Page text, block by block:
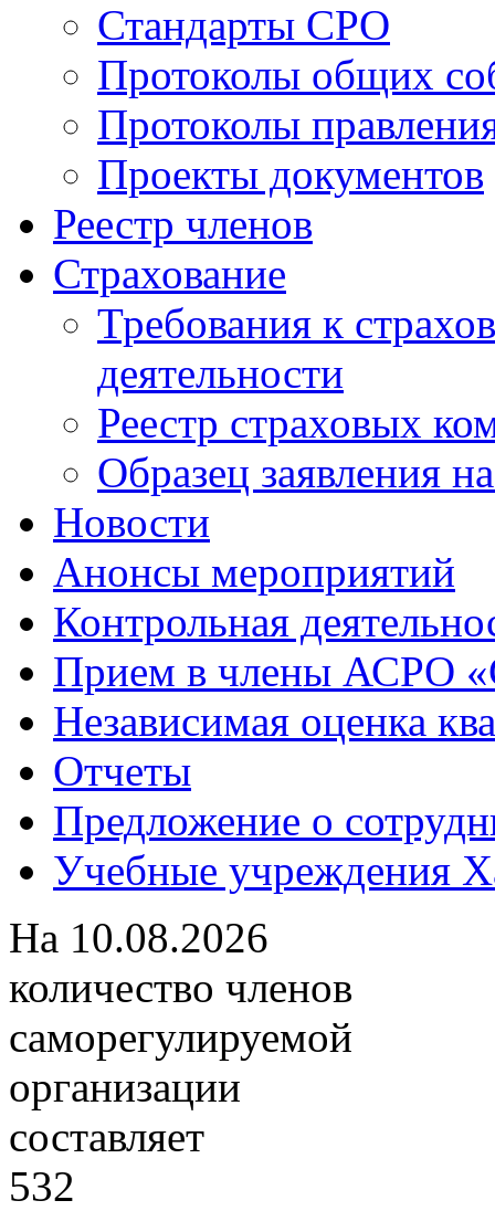
Стандарты СРО
Протоколы общих
Протоколы
Проекты документов
Реестр членов
Страхование
Требования к
деятельности
Реестр страховых
Образец заявления
Новости
Анонсы мероприятий
Контрольная
Прием в члены АСРО
Независимая оценка
Отчеты
Предложение о
Учебные учреждения
На 10.08.2026
количество членов
саморегулируемой
организации
составляет
532